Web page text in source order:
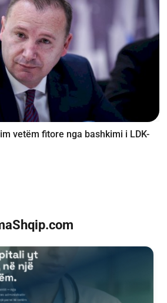
vetëm fitore nga bashkimi i LDK-